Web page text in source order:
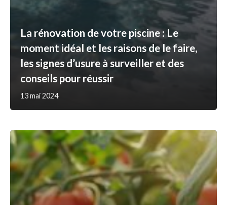
La rénovation de votre piscine : Le
moment idéal et les raisons de le faire,
les signes d’usure à surveiller et des
conseils pour réussir
13 mai 2024